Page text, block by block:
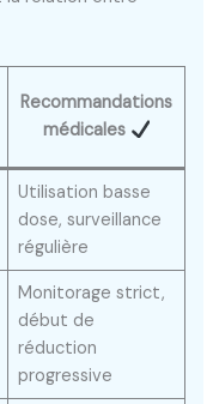
Recommandations
médicales
Utilisation basse
dose, surveillance
régulière
Monitorage strict,
début de
réduction
progressive